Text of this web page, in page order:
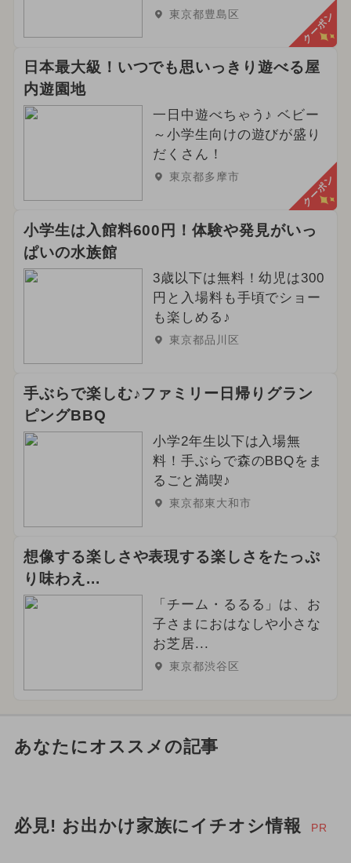
東京都豊島区 クーポン
日本最大級！いつでも思いっきり遊べる屋
内遊園地
一日中遊べちゃう♪ ベビー
～小学生向けの遊びが盛り
だくさん！
東京都多摩市 クーポン
小学生は入館料600円！体験や発見がいっ
ぱいの水族館
3歳以下は無料！幼児は300
円と入場料も手頃でショー
も楽しめる♪
東京都品川区
手ぶらで楽しむ♪ファミリー日帰りグラン
ピングBBQ
小学2年生以下は入場無
料！手ぶらで森のBBQをま
るごと満喫♪
東京都東大和市
想像する楽しさや表現する楽しさをたっぷ
り味わえ...
「チーム・るるる」は、お
子さまにおはなしや小さな
お芝居...
東京都渋谷区
あなたにオススメの記事
必見! お出かけ家族にイチオシ情報 PR